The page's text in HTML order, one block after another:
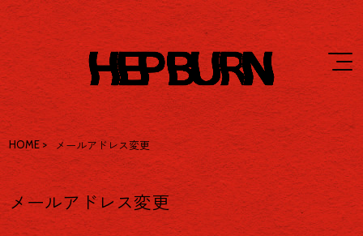
HOME> メールアドレス変更
メールアドレス変更